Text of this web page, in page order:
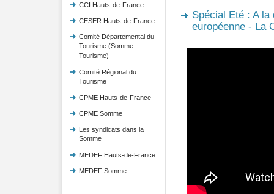
CCI Hauts-de-France
CESER Hauts-de-France
Comité Départemental du
Tourisme (Somme
Tourisme)
Comité Régional du
Tourisme
CPME Hauts-de-France
CPME Somme
Les syndicats dans la
Somme
MEDEF Hauts-de-France
MEDEF Somme
Spécial Eté : A la
européenne - La